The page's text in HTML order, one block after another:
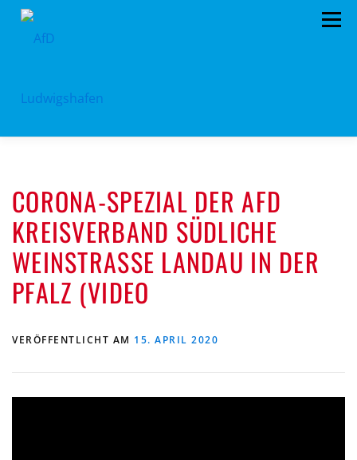
Zum
Menü
PROGRAMM KONTAKT SPENDEN
CORONA-SPEZIAL DER AFD
KREISVERBAND SÜDLICHE
WEINSTRASSE LANDAU IN DER
PFALZ (VIDEO
VERÖFFENTLICHT AM 15. APRIL 2020